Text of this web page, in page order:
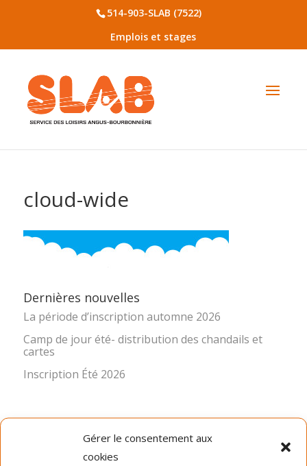
Gérer le consentement aux
cookies
514-903-SLAB (7522)
Emplois et stages
cloud-wide
Dernières nouvelles
La période d’inscription automne 2026
Camp de jour été- distribution des chandails et
cartes
Inscription Été 2026